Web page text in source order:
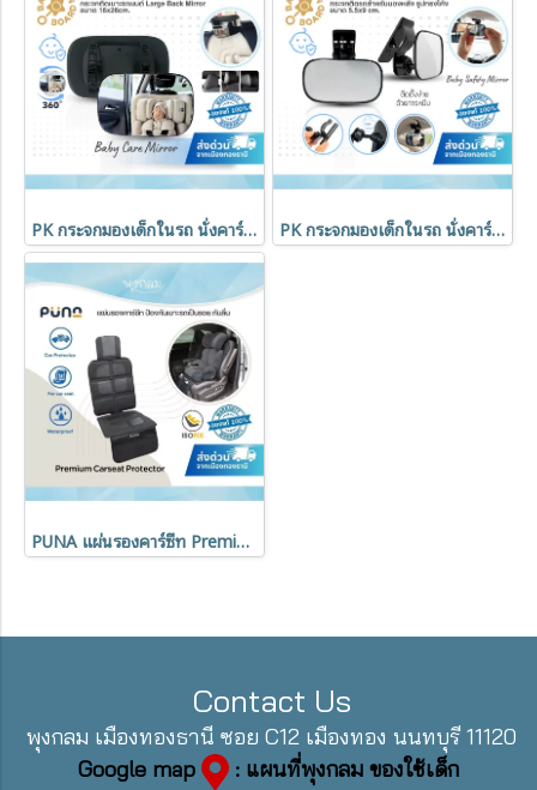
PK กระจกมองเด็กในรถ นั่งคาร์ซีท Large Back Mirror ขนาด 16x26cm. PK กระจกมองเด็กในรถ นั่งคาร์ซีท รูปทรงโค้ง baby Safety Mirror ขนาด 5.5x9cm.
PUNA แผ่นรองคาร์ซีท Premium Carseat Protector แผ่นป้องกันเบาะรถเป็นรอย กันลื่น ปลอดภัยต่อเด็ก
Contact Us
พุงกลม เมืองทองธานี ซอย C12 เมืองทอง นนทบุรี 11120
Google map
: แผนที่พุงกลม ของใช้เด็ก